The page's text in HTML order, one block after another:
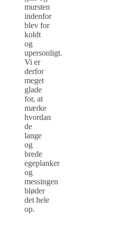
mursten
indenfor
blev for
koldt
og
upersonligt.
Vi er
derfor
meget
glade
for, at
mærke
hvordan
de
lange
og
brede
egeplanker
og
messingen
bløder
det hele
op.